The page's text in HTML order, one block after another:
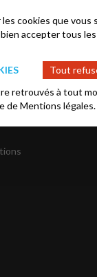
cookies que
accepter tous
Tout
retrouvés à tout
deMentions légales.